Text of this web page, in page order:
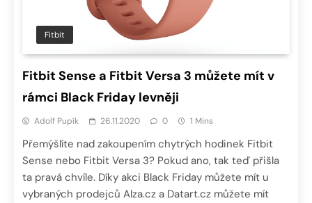
Fitbit
Fitbit Sense a Fitbit Versa 3 můžete mít v
rámci Black Friday levněji
Adolf Pupík 26.11.2020 0 1 Mins
Přemýšlíte nad zakoupením chytrých hodinek Fitbit
Sense nebo Fitbit Versa 3? Pokud ano, tak teď přišla
ta pravá chvíle. Díky akci Black Friday můžete mít u
vybraných prodejců Alza.cz a Datart.cz můžete mít